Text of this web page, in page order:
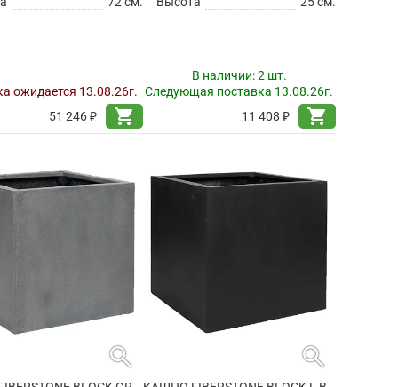
ожидается 13.08.26г.
51 246 ₽
shopping_cart
В наличии:2 шт.
Следующая поставка 13.08.26г.
11 408 ₽
shopping_cart
search search